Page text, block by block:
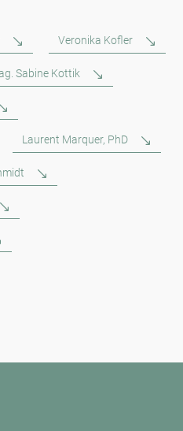
Veronika Kofler
Sabine Kottik
Laurent Marquer, PhD